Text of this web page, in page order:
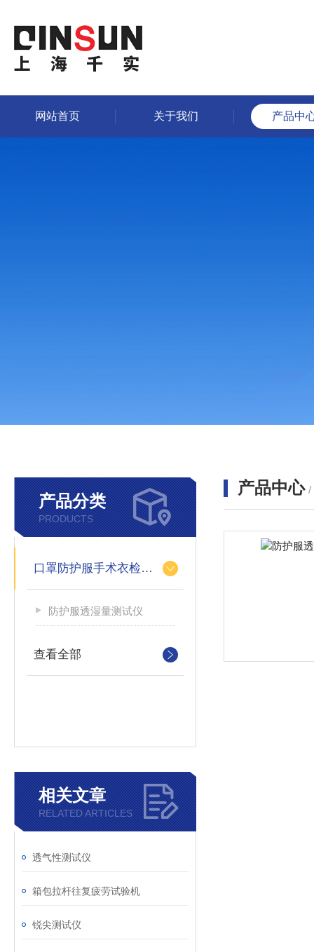
网站首页 关于我们 产品中
产品分类
PRODUCTS
口罩防护服手术衣检测设备
防护服透湿量测试仪
查看全部
相关文章
RELATED ARTICLES
透气性测试仪
箱包拉杆往复疲劳试验机
锐尖测试仪
产品中心 /